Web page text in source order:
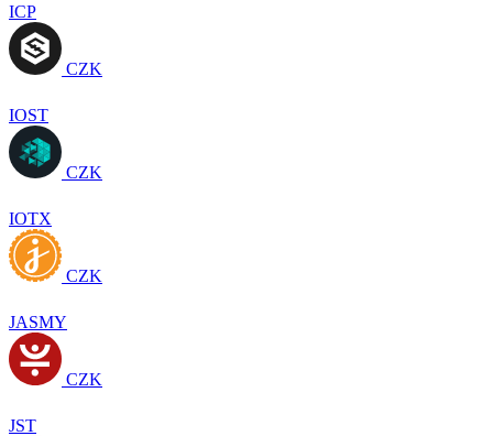
ICP
CZK
IOST
CZK
IOTX
CZK
JASMY
CZK
JST